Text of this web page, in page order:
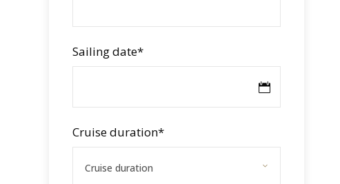
Sailing date*
Cruise duration*